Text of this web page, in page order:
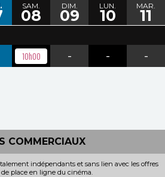
SAM.
08
DIM.
09
LUN.
10
MAR.
11
10h00 - - -
COMMERCIAUX
indépendants et sans lien avec les offres
place en ligne du cinéma.